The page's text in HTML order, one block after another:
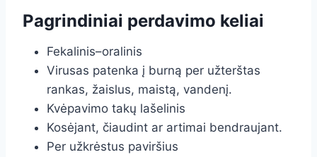
Pagrindiniai perdavimo keliai
Fekalinis–oralinis
Virusas patenka į burną per užterštas
rankas, žaislus, maistą, vandenį.
Kvėpavimo takų lašelinis
Kosėjant, čiaudint ar artimai bendraujant.
Per užkrėstus paviršius